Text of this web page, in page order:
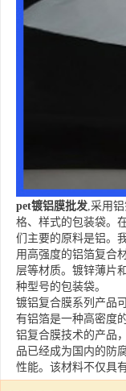
pet镀铝膜批发,采用
格、样式的包装袋。
们主要的原料是铝。
用高强度的铝箔复合
层等材质。镀锌薄片
种型号的包装袋。
镀铝复合膜系列产品
有铝箔是一种高密度
铝复合膜技术的产品
品已经成为国内的防
性能。该材料不仅具